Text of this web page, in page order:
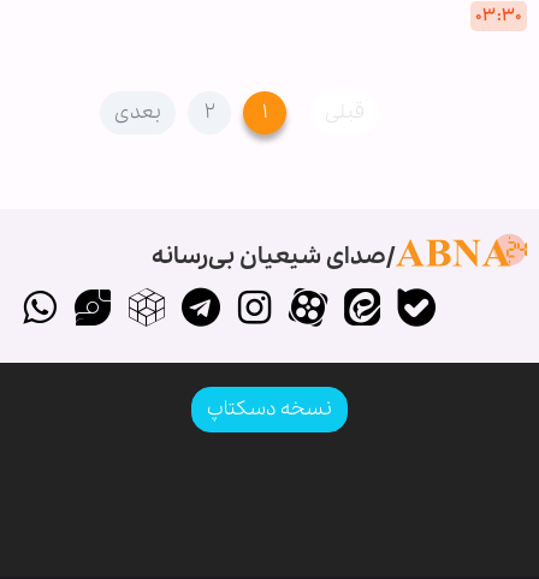
۰۳:۳۰
قبلی ۱ ۲ بعدی
صدای شیعیان بی‌رسانه
نسخه دسکتاپ